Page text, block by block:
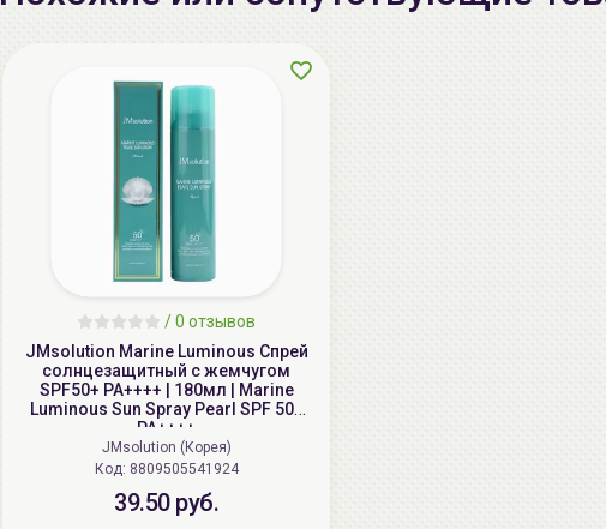
/0 отзывов
JMsolution Marine Luminous Спрей
солнцезащитный с жемчугом
SPF50+ PA++++ | 180мл | Marine
Luminous Sun Spray Pearl SPF 50+
PA++++
JMsolution (Корея)
Код: 8809505541924
39.50 руб.